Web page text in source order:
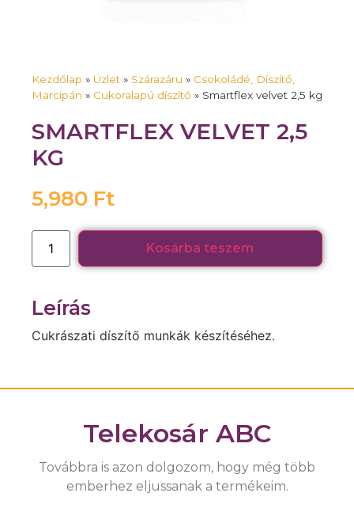
Kezdőlap » Üzlet » Szárazáru » Csokoládé, Díszítő,
Marcipán » Cukoralapú díszítő » Smartflex velvet 2,5 kg
SMARTFLEX VELVET 2,5
KG
5,980 Ft
Kosárba teszem
Leírás
Cukrászati díszítő munkák készítéséhez.
Telekosár ABC
Továbbra is azon dolgozom, hogy még több
emberhez eljussanak a termékeim.